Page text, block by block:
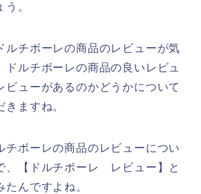
。
ルチボーレの商品のレビューが気
ドルチボーレの商品の良いレビュ
ビューがあるのかどうかについて
きますね。
チボーレの商品のレビューについ
、【ドルチボーレ レビュー】と
んですよね。